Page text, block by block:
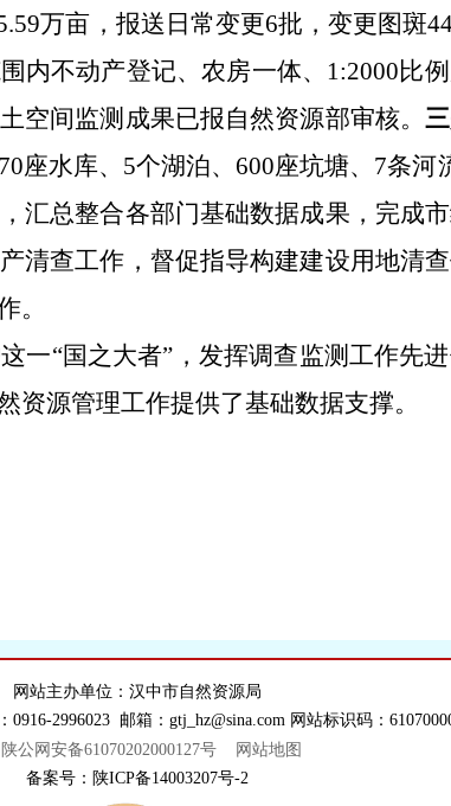
万亩，报送日常变更6批，变更图斑
内不动产登记、农房一体、 1:2000比
空间监测成果已报自然资源部审核。
70座水库、 5个湖泊、 600座坑塘、 7条河
汇总整合各部门基础数据成果，完成
清查工作，督促指导构建建设用地清
。
一“国之大者”，发挥调查监测工作先
源管理工作提供了基础数据支撑。
网站主办单位：汉中市自然资源局
2996023 邮箱：gtj_hz@sina.com 网站标识码：
陕公网安备61070202000127号
网站地图
备案号：陕ICP备14003207号-2